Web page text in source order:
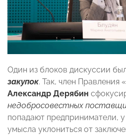
Один из блоков дискуссии
закупок. Так, член
Александр Дерябин
недобросовестных
попадают предприниматели,
умысла уклониться от